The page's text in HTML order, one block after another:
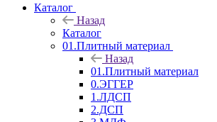
Каталог
Назад
Каталог
01.Плитный материал
Назад
01.Плитный материал
0.ЭГГЕР
1.ЛДСП
2.ДСП